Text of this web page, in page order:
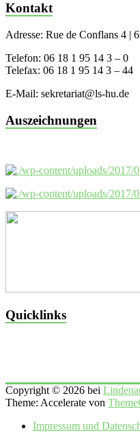
Kontakt
Adresse: Rue de Conflans 4 |
Telefon: 06 18 1 95 14 3 – 0
Telefax: 06 18 1 95 14 3 – 44
E-Mail: sekretariat@ls-hu.de
Auszeichnungen
Quicklinks
Copyright © 2026 bei
Theme: Accelerate von
Impressum und